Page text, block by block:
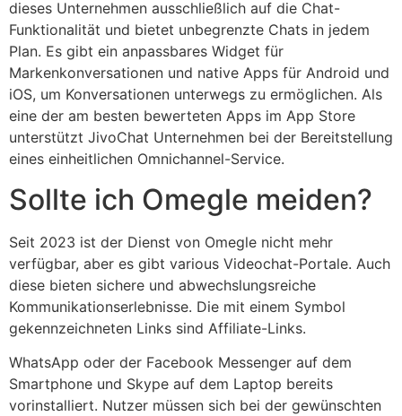
dieses Unternehmen ausschließlich auf die Chat-
Funktionalität und bietet unbegrenzte Chats in jedem
Plan. Es gibt ein anpassbares Widget für
Markenkonversationen und native Apps für Android und
iOS, um Konversationen unterwegs zu ermöglichen. Als
eine der am besten bewerteten Apps im App Store
unterstützt JivoChat Unternehmen bei der Bereitstellung
eines einheitlichen Omnichannel-Service.
Sollte ich Omegle meiden?
Seit 2023 ist der Dienst von Omegle nicht mehr
verfügbar, aber es gibt various Videochat-Portale. Auch
diese bieten sichere und abwechslungsreiche
Kommunikationserlebnisse. Die mit einem Symbol
gekennzeichneten Links sind Affiliate-Links.
WhatsApp oder der Facebook Messenger auf dem
Smartphone und Skype auf dem Laptop bereits
vorinstalliert. Nutzer müssen sich bei der gewünschten